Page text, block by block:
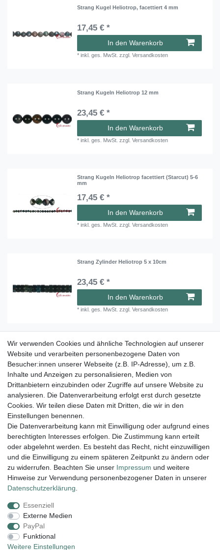
Strang Kugel Heliotrop, facettiert 4 mm
17,45 € *
In den Warenkorb
*inkl. ges. MwSt. zzgl.Versandkosten
Strang Kugeln Heliotrop 12 mm
23,45 € *
In den Warenkorb
*inkl. ges. MwSt. zzgl.Versandkosten
Strang Kugeln Heliotrop facettiert (Starcut) 5-6
mm
17,45 € *
In den Warenkorb
*inkl. ges. MwSt. zzgl.Versandkosten
Strang Zylinder Heliotrop 5 x 10cm
23,45 € *
In den Warenkorb
*inkl. ges. MwSt. zzgl.Versandkosten
Strang Zylinder Heliotrop 5 x 8 mm
20,45 € *
In den Warenkorb
*inkl. ges. MwSt. zzgl.Versandkosten
Lieferung und Versand
Impressum Daten­schutz­erklärung AGB
Widerrufs­recht
Zahlungsarten:
Wir verwenden Cookies und ähnliche Technologien auf unserer
Website und verarbeiten personenbezogene Daten von
Besucher:innen unserer Webseite (z.B. IP-Adresse), um z.B.
Inhalte und Anzeigen zu personalisieren, Medien von
Drittanbietern einzubinden oder Zugriffe auf unsere Website zu
analysieren. Die Datenverarbeitung erfolgt erst durch gesetzte
Cookies. Wir teilen diese Daten mit Dritten, die wir in den
Einstellungen benennen.
Die Datenverarbeitung kann mit Einwilligung oder aufgrund eines
berechtigten Interesses erfolgen. Die Zustimmung kann erteilt
oder abgelehnt werden. Es besteht das Recht, nicht einzuwilligen
und die Einwilligung zu einem späteren Zeitpunkt zu ändern oder
zu widerrufen. Beachten Sie unser Impressum und weitere
Hinweise zur Verwendung personenbezogener Daten in unserer
Daten­schutz­erklärung
Essenziell
Externe Medien
PayPal
Funktional
Weitere Einstellungen